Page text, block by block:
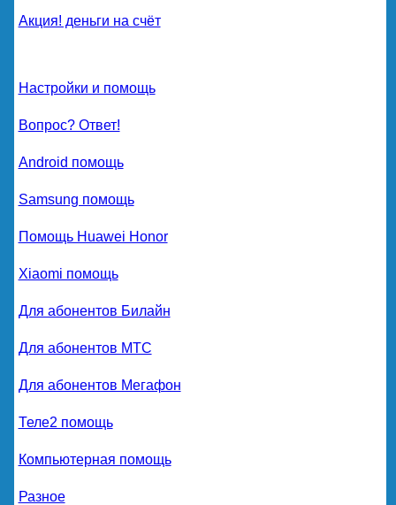
Акция! деньги на счёт
Настройки и помощь
Вопрос? Ответ!
Android помощь
Samsung помощь
Помощь Huawei Honor
Xiaomi помощь
Для абонентов Билайн
Для абонентов МТС
Для абонентов Мегафон
Теле2 помощь
Компьютерная помощь
Разное